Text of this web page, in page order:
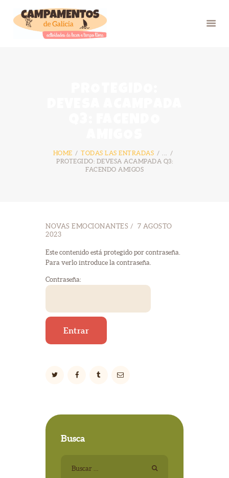
HOME TODAS LAS ENTRADAS
PROTEGIDO: DEVESA ACAMPADA Q3:
FACENDO AMIGOS
NÓS
CONTACTO
NOVAS EMOCIONANTES
7 AGOSTO
2023
Este contenido está protegido por contraseña.
Para verlo introduce la contraseña.
Contraseña:
Busca